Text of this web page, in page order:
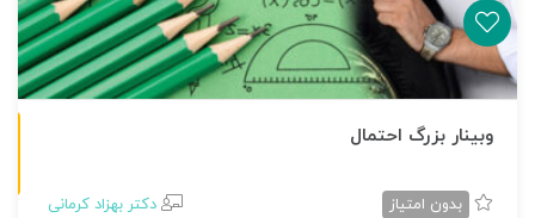
وبینار بزرگ احتمال
بدون امتیاز دکتر بهزاد کرمانی